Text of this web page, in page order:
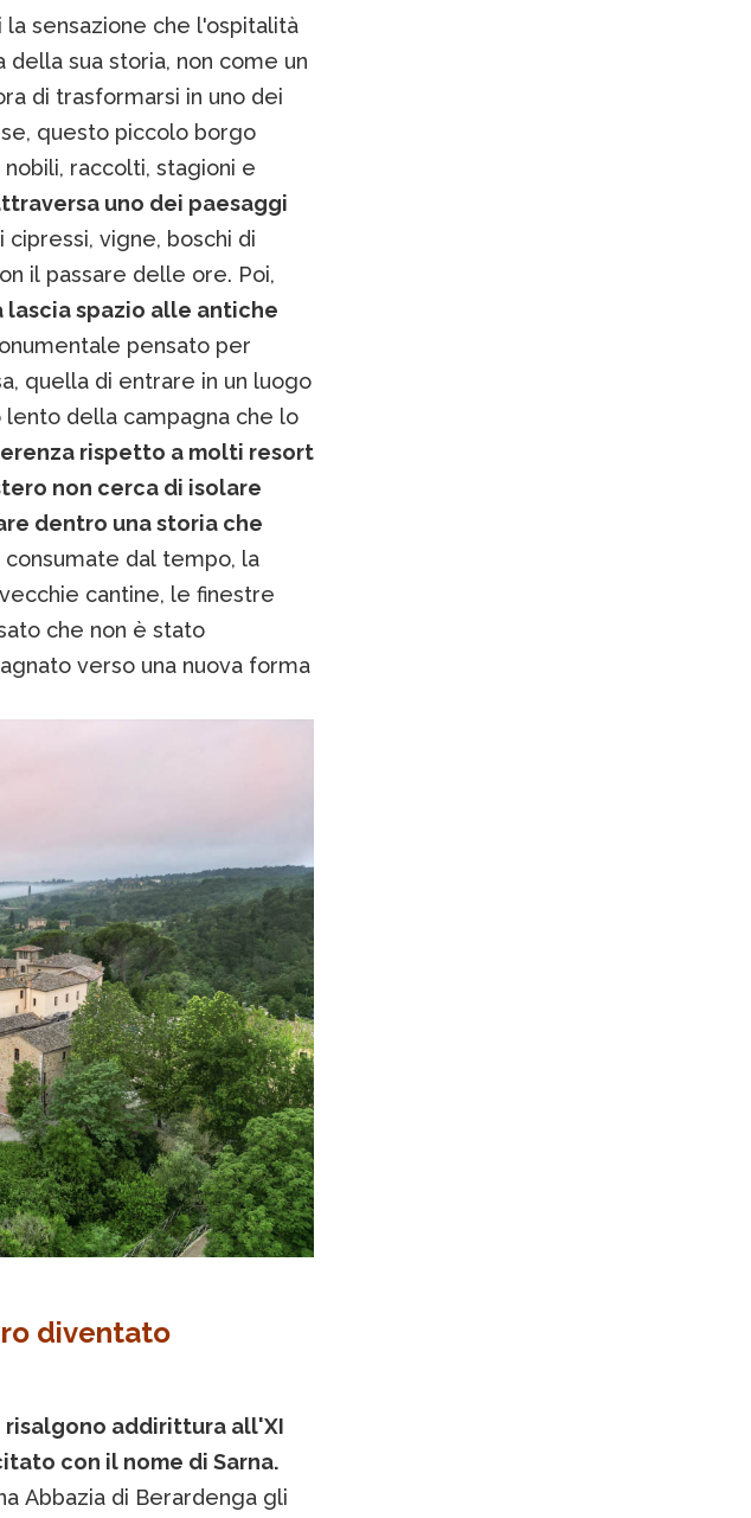
la sensazione che l'ospitalità
sua storia, non come un
di trasformarsi in uno dei
questo piccolo borgo
raccolti, stagioni e
uno dei paesaggi
cipressi, vigne, boschi di
il passare delle ore. Poi,
lascia spazio alle antiche
pensato per
quella di entrare in un luogo
della campagna che lo
rispetto a molti resort
non cerca di isolare
dentro una storia che
dal tempo, la
cantine, le finestre
che non è stato
verso una nuova forma
diventato
addirittura all'XI
con il nome di Sarna.
Abbazia di Berardenga gli